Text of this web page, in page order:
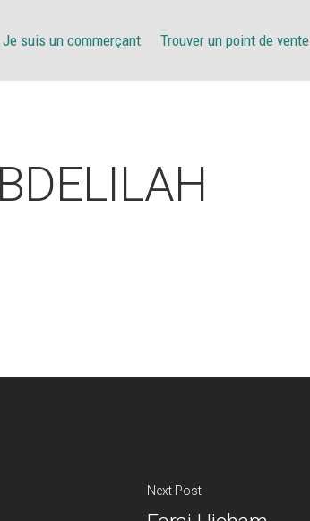
Je suis un commerçant Trouver un point de vente
Next Post